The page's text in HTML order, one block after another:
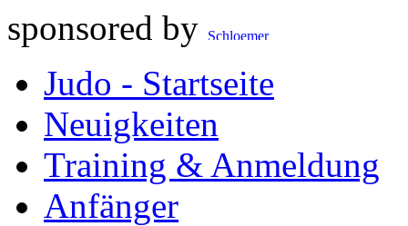
sponsored by
Judo - Startseite
Neuigkeiten
Training & Anmeldung
Anfänger